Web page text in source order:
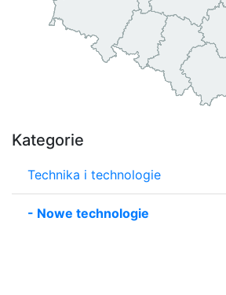
Kategorie
Technika i technologie
- Nowe technologie